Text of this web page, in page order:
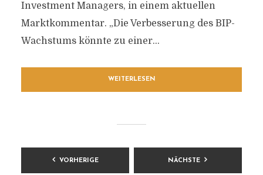
Investment Managers, in einem aktuellen
Marktkommentar. „Die Verbesserung des BIP-
Wachstums könnte zu einer...
WEITERLESEN
BEITRAGSNAVIGATION
VORHERIGE NÄCHSTE